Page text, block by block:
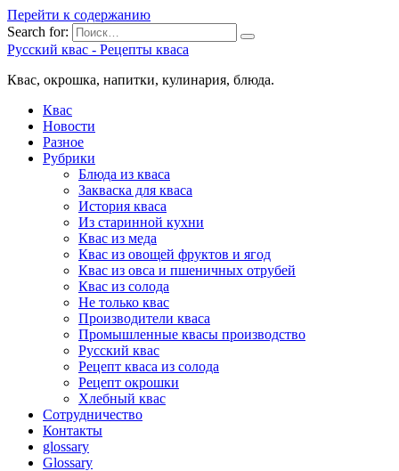
Перейти к содержанию
Search for:
Русский квас - Рецепты кваса
Квас, окрошка, напитки, кулинария, блюда.
Квас
Новости
Разное
Рубрики
Блюда из кваса
Закваска для кваса
История кваса
Из старинной кухни
Квас из меда
Квас из овощей фруктов и ягод
Квас из овса и пшеничных отрубей
Квас из солода
Не только квас
Производители кваса
Промышленные квасы производство
Русский квас
Рецепт кваса из солода
Рецепт окрошки
Хлебный квас
Сотрудничество
Контакты
glossary
Glossary